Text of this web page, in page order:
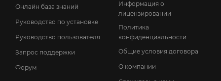
Онлайн база знаний
Руководство по установке
Руководство пользователя
Запрос поддержки
Форум
Информация о
лицензировании
Политика
конфиденциальности
Общие условия договора
О компании